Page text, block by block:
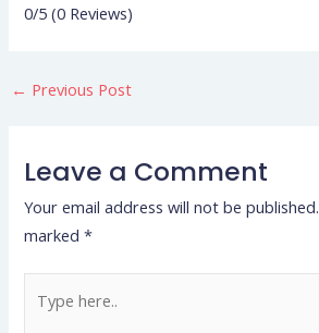
0/5(0 Reviews)
← Previous Post
Leave a Comment
Your email address will not be published.
marked*
here..